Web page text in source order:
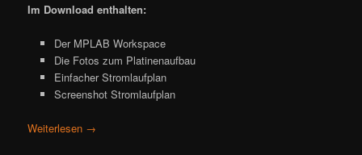
Im Download enthalten:
Der MPLAB Workspace
Die Fotos zum Platinenaufbau
Einfacher Stromlaufplan
Screenshot Stromlaufplan
Weiterlesen →